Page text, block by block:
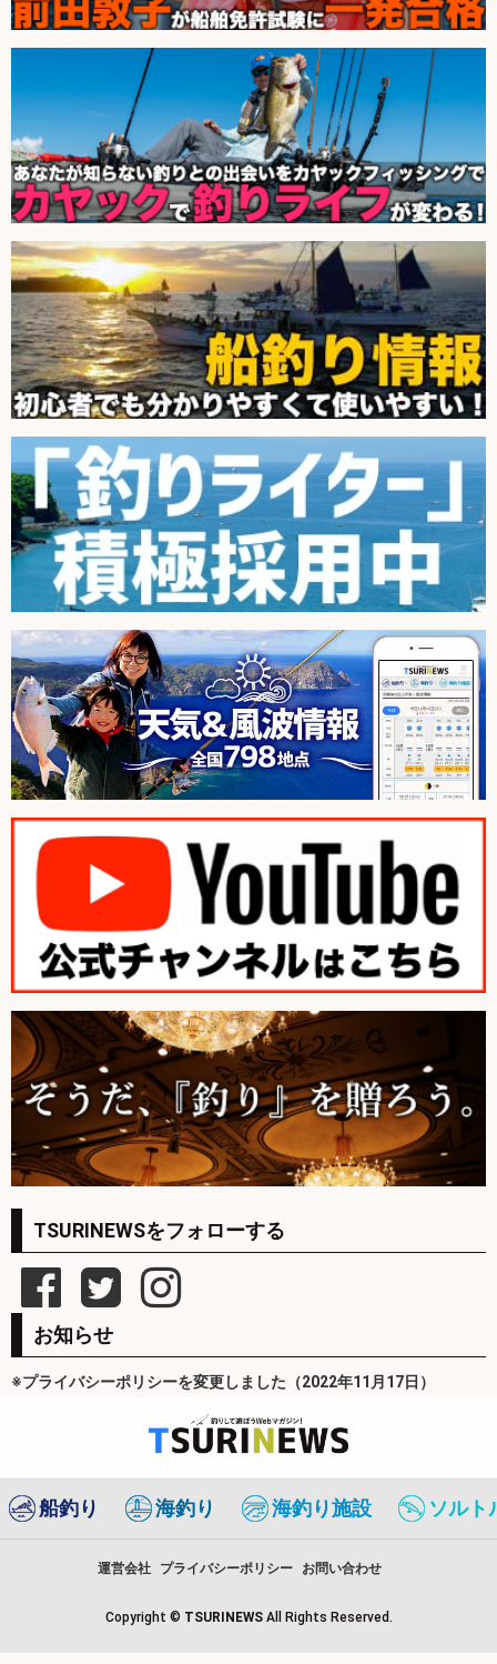
TSURINEWSをフォローする
お知らせ
※プライバシーポリシーを変更しました（2022年11月17日）
船釣り 海釣り 海釣り施設 ソルト
運営会社 プライバシーポリシー お問い合わせ
Copyright © TSURINEWS All Rights Reserved.